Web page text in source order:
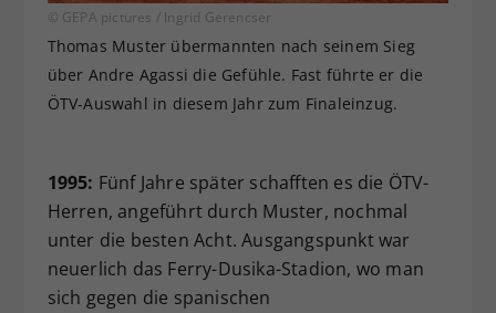
© GEPA pictures / Ingrid Gerencser
Thomas Muster übermannten nach seinem Sieg
über Andre Agassi die Gefühle. Fast führte er die
ÖTV-Auswahl in diesem Jahr zum Finaleinzug.
1995: Fünf Jahre später schafften es die ÖTV-
Herren, angeführt durch Muster, nochmal
unter die besten Acht. Ausgangspunkt war
neuerlich das Ferry-Dusika-Stadion, wo man
sich gegen die spanischen